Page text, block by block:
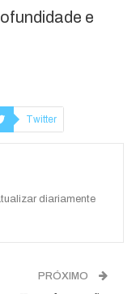
e
Twitter
diariamente
PRÓXIMO